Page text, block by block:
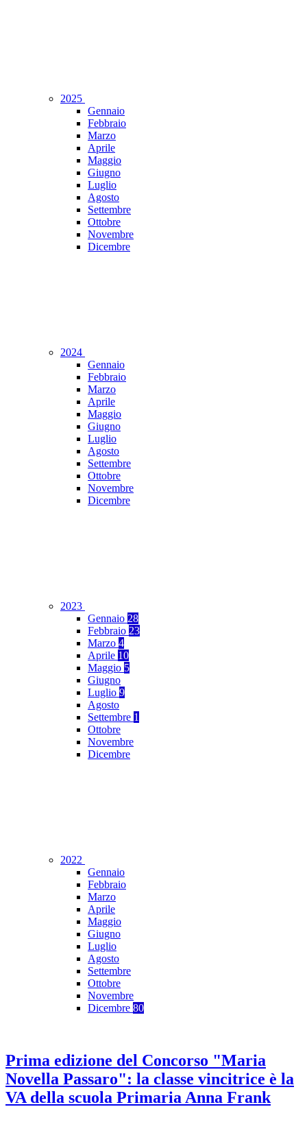
2025
Gennaio
Febbraio
Marzo
Aprile
Maggio
Giugno
Luglio
Agosto
Settembre
Ottobre
Novembre
Dicembre
2024
Gennaio
Febbraio
Marzo
Aprile
Maggio
Giugno
Luglio
Agosto
Settembre
Ottobre
Novembre
Dicembre
2023
Gennaio 28
Febbraio 23
Marzo 4
Aprile 10
Maggio 5
Giugno
Luglio 9
Agosto
Settembre 1
Ottobre
Novembre
Dicembre
2022
Gennaio
Febbraio
Marzo
Aprile
Maggio
Giugno
Luglio
Agosto
Settembre
Ottobre
Novembre
Dicembre 80
Prima edizione del Concorso "Maria
Novella Passaro": la classe vincitrice è la
VA della scuola Primaria Anna Frank